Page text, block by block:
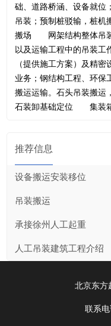
础、道路桥涵、设备就位
吊装；预制桩驳输，桩机
搬场 网架结构整体吊装
以及运输工程中的吊装工
（提供施工方案）及精
业务；钢结构工程、环保
搬运运输。石头吊装搬运
石装卸基础定位 集装箱
推荐信息
设备搬运安装移位
吊装搬运
承接徐州人工起重
人工吊装建筑工程介绍
北京东方
联系